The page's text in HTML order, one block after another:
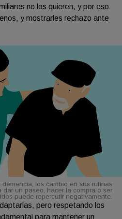
no los quieren, y por eso
y mostrarles rechazo ante
los cambio en sus rutinas
dar un paseo, hacer la compra o ser
puede repercutir negativamente.
pero respetando los
para mantener un